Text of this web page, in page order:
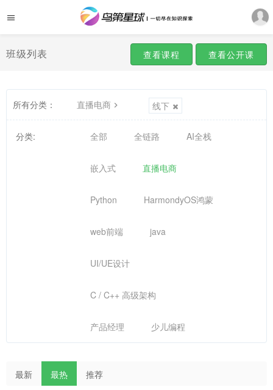
班级列表 查看课程 查看公开课
所有分类： 直播电商 线下
分类: 全部 全链路 AI全栈
嵌入式 直播电商
Python HarmondyOS鸿蒙
web前端 java
UI/UE设计
C / C++ 高级架构
产品经理 少儿编程
最新 最热 推荐